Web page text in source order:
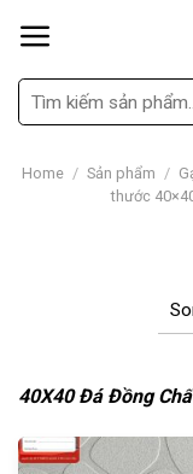
Search
for:
Home / Sản phẩm /
thước
40X40 Đá Đồng